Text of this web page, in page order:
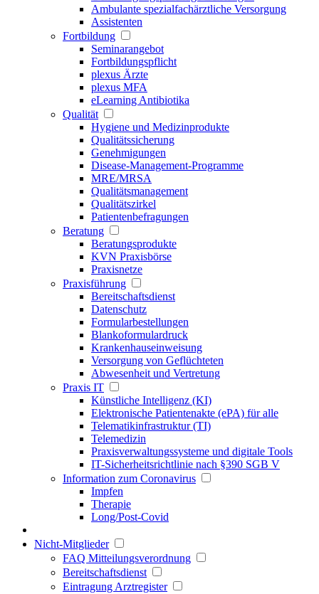
Ambulante spezialfachärztliche Versorgung
Assistenten
Fortbildung
Seminarangebot
Fortbildungspflicht
plexus Ärzte
plexus MFA
eLearning Antibiotika
Qualität
Hygiene und Medizinprodukte
Qualitätssicherung
Genehmigungen
Disease-Management-Programme
MRE/MRSA
Qualitätsmanagement
Qualitätszirkel
Patientenbefragungen
Beratung
Beratungsprodukte
KVN Praxisbörse
Praxisnetze
Praxisführung
Bereitschaftsdienst
Datenschutz
Formularbestellungen
Blankoformulardruck
Krankenhauseinweisung
Versorgung von Geflüchteten
Abwesenheit und Vertretung
Praxis IT
Künstliche Intelligenz (KI)
Elektronische Patientenakte (ePA) für alle
Telematikinfrastruktur (TI)
Telemedizin
Praxisverwaltungssysteme und digitale Tools
IT-Sicherheitsrichtlinie nach §390 SGB V
Information zum Coronavirus
Impfen
Therapie
Long/Post-Covid
Nicht-Mitglieder
FAQ Mitteilungsverordnung
Bereitschaftsdienst
Eintragung Arztregister